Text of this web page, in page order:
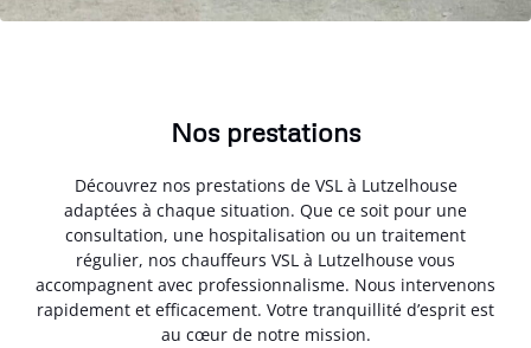
Nos prestations
Découvrez nos prestations de VSL à Lutzelhouse
adaptées à chaque situation. Que ce soit pour une
consultation, une hospitalisation ou un traitement
régulier, nos chauffeurs VSL à Lutzelhouse vous
accompagnent avec professionnalisme. Nous intervenons
rapidement et efficacement. Votre tranquillité d’esprit est
au cœur de notre mission.